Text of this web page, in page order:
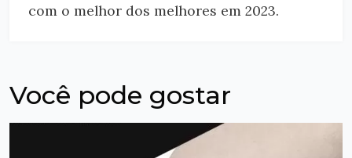
com o melhor dos melhores em 2023.
Você pode gostar